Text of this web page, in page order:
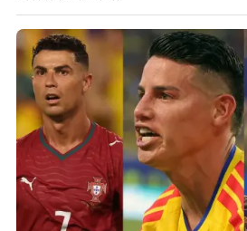
Deportes
Hazaña de otra
héroe y se vuelven locos
clasificación
Redacción La Prensa